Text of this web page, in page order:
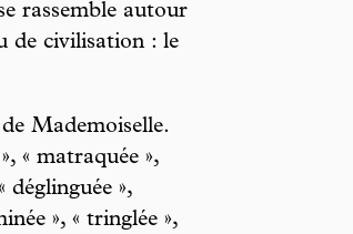
rassemble autour
de civilisation : le
Mademoiselle.
« matraquée »,
déglinguée »,
», « tringlée »,